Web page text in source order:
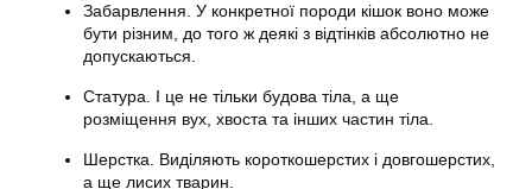
Забарвлення. У конкретної породи кішок воно може
бути різним, до того ж деякі з відтінків абсолютно не
допускаються.
Статура. І це не тільки будова тіла, а ще
розміщення вух, хвоста та інших частин тіла.
Шерстка. Виділяють короткошерстих і довгошерстих,
а ще лисих тварин.